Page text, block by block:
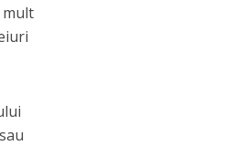
mult